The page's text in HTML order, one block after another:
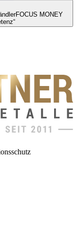
FOCUS MONEY